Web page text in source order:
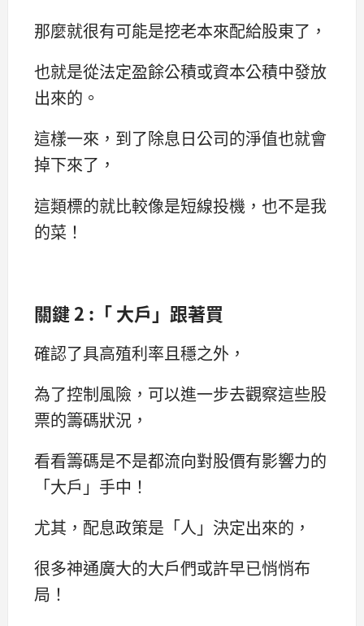
那麼就很有可能是挖老本來配給股東了，
也就是從法定盈餘公積或資本公積中發放
出來的。
這樣一來，到了除息日公司的淨值也就會
掉下來了，
這類標的就比較像是短線投機，也不是我
的菜！
關鍵2 : 「大戶」跟著買
確認了具高殖利率且穩之外，
為了控制風險，可以進一步去觀察這些股
票的籌碼狀況，
看看籌碼是不是都流向對股價有影響力的
「大戶」手中！
尤其，配息政策是「人」決定出來的，
很多神通廣大的大戶們或許早已悄悄布
局！